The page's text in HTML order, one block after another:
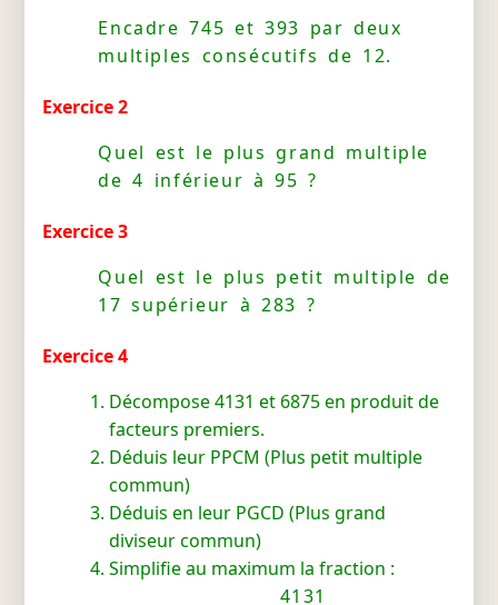
Encadre 745 et 393 par deux
multiples consécutifs de 12.
Exercice 2
Quel est le plus grand multiple
de 4 inférieur à 95 ?
Exercice 3
Quel est le plus petit multiple de
17 supérieur à 283 ?
Exercice 4
Décompose 4131 et 6875 en produit de
facteurs premiers.
Déduis leur PPCM (Plus petit multiple
commun)
Déduis en leur PGCD (Plus grand
diviseur commun)
Simplifie au maximum la fraction :
4131